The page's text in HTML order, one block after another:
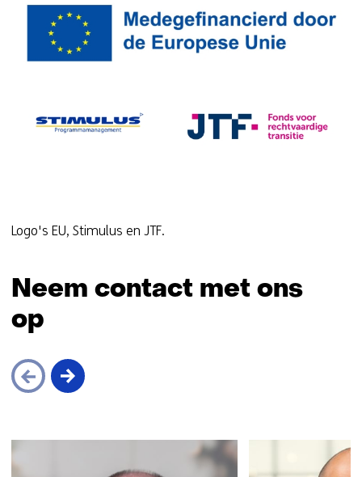
Logo's EU, Stimulus en JTF.
Neem contact met ons
op
navigatie
over